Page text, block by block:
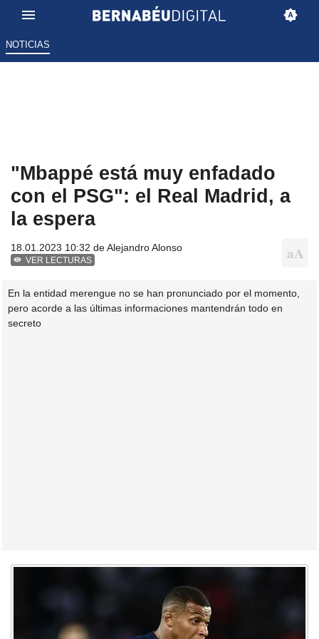
NOTICIAS
"Mbappé está muy enfadado
con el PSG": el Real Madrid, a
la espera
18.01.2023 10:32 deAlejandro Alonso
VER LECTURAS
En la entidad merengue no se han pronunciado por el momento,
pero acorde a las últimas informaciones mantendrán todo en
secreto